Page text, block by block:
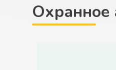
Охранное